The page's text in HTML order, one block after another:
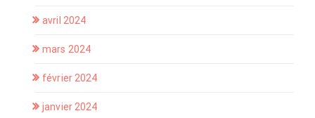
avril 2024
mars 2024
février 2024
janvier 2024